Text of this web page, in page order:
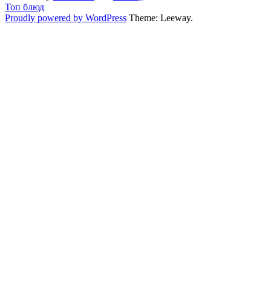
Топ блюд
Proudly powered by WordPress Theme: Leeway.